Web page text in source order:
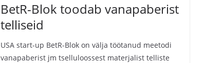
BetR-Blok toodab vanapaberist
telliseid
USA start-up BetR-Blok on välja töötanud meetodi
vanapaberist jm tselluloossest materjalist telliste